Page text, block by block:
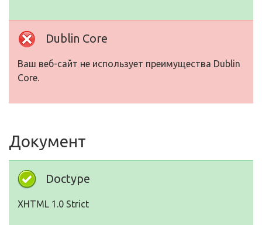
Dublin Core
Ваш веб-сайт не использует преимущества Dublin
Core.
Документ
Doctype
XHTML 1.0 Strict